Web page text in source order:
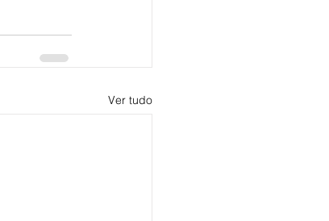
Ver tudo